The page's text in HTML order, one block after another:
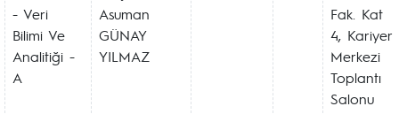
- Veri
Bilimi Ve
Analitiği -
A
Asuman
GÜNAY
YILMAZ
Fak. Kat
4, Kariyer
Merkezi
Toplantı
Salonu